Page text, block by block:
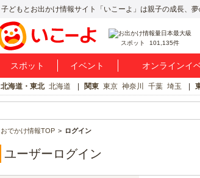
子どもとお出かけ情報サイト「いこーよ」は親子の成長、夢
スポット 101,135件
スポット イベント オンラインイ
北海道・東北 北海道 関東 東京 神奈川 千葉 埼玉
おでかけ情報TOP ログイン
ユーザーログイン